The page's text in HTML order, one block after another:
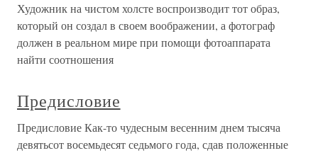
Художник на чистом холсте воспроизводит тот образ,
который он создал в своем воображении, а фотограф
должен в реальном мире при помощи фотоаппарата
найти соотношения
Предисловие
Предисловие Как-то чудесным весенним днем тысяча
девятьсот восемьдесят седьмого года, сдав положенные